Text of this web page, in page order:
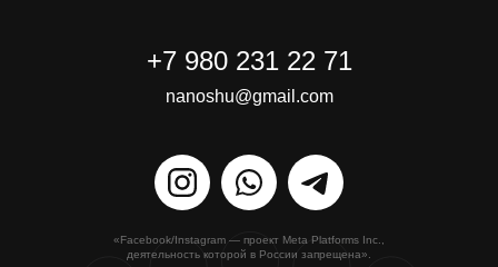
«Facebook/Instagram — проект Meta Platforms Inc.,
деятельность которой в России запрещена».
+7 980 231 22 71
nanoshu@gmail.com